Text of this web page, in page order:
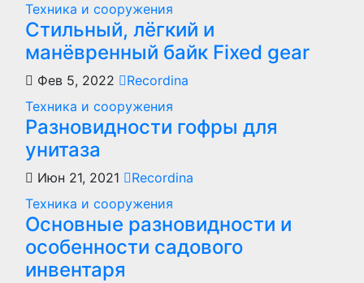
Техника и сооружения
Стильный, лёгкий и
манёвренный байк Fixed gear
Фев 5, 2022
Recordina
Техника и сооружения
Разновидности гофры для
унитаза
Июн 21, 2021
Recordina
Техника и сооружения
Основные разновидности и
особенности садового
инвентаря